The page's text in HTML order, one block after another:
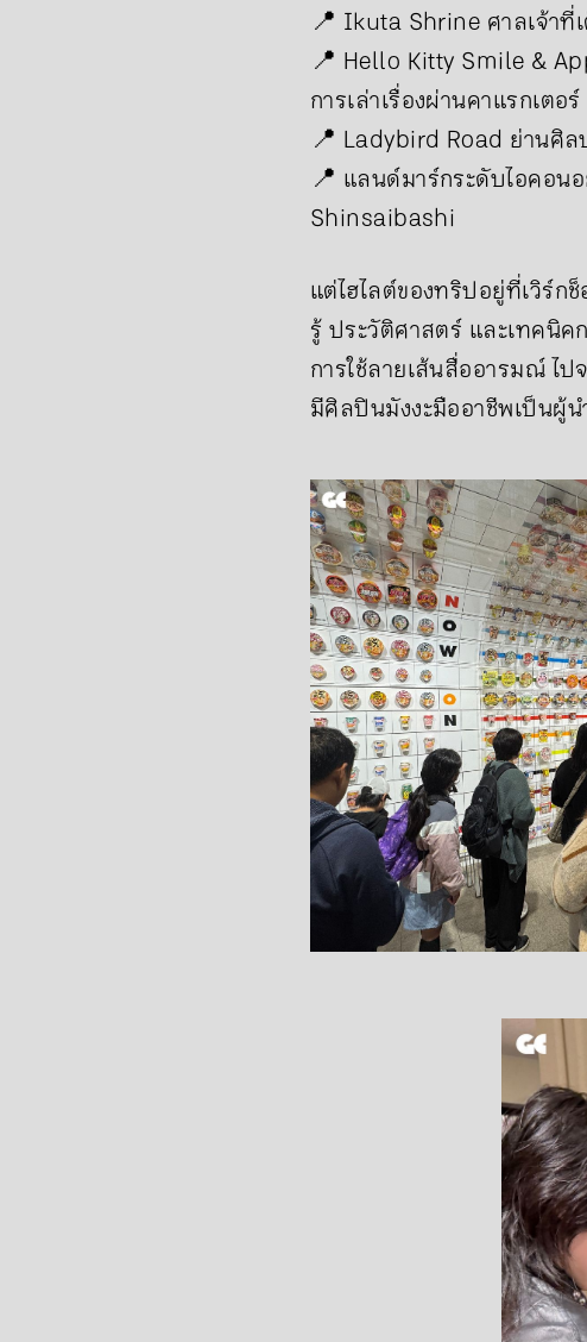
📍 Ikuta Shrine ศาลเจ้า
📍 Hello Kitty Smile &
การเล่าเรื่องผ่านคาแรกเตอร์
📍 Ladybird Road ย่านศิ
📍 แลนด์มาร์กระดับไอคอน
Shinsaibashi
แต่ไฮไลต์ของทริปอยู่ที่เวิร์
รู้ ประวัติศาสตร์ และเทคนิค
การใช้ลายเส้นสื่ออารมณ์ ไ
มีศิลปินมังงะมืออาชีพเป็นผู้น